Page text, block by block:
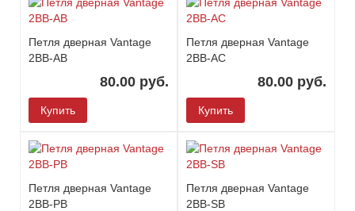
Петля дверная Vantage
2BB-AB
80.00 руб.
Купить
Петля дверная Vantage
2BB-AC
80.00 руб.
Купить
Петля дверная Vantage
2BB-PB
Петля дверная Vantage
2BB-SB